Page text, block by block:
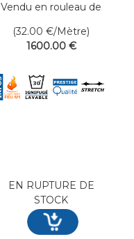
Vendu en rouleau de
(32.00 €/Mètre)
1600.00 €
EN RUPTURE DE
STOCK